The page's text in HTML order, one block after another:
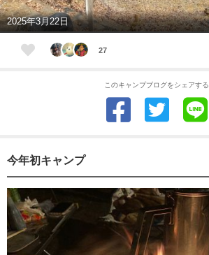
2025年3月22日
27
このキャンプブログをシェアする
今年初キャンプ